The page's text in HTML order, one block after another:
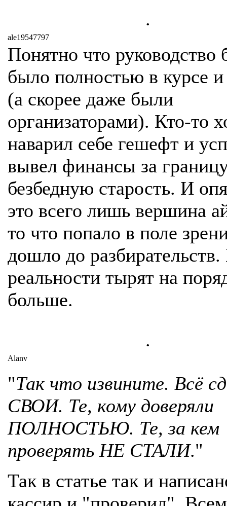
.
ale19547797
Понятно что руководство
было полностью в курсе и
(а скорее даже были
организаторами). Кто-то
наварил себе гешефт и
вывел финансы за
безбедную старость. И
это всего лишь вершина
то что попало в поле
дошло до
реальности тырят на
больше.
.
Alanv
"Так что извините. Всё
СВОИ. Те, кому доверяли
ПОЛНОСТЬЮ. Те, за кем
проверять НЕ СТАЛИ."
Так в статье так и